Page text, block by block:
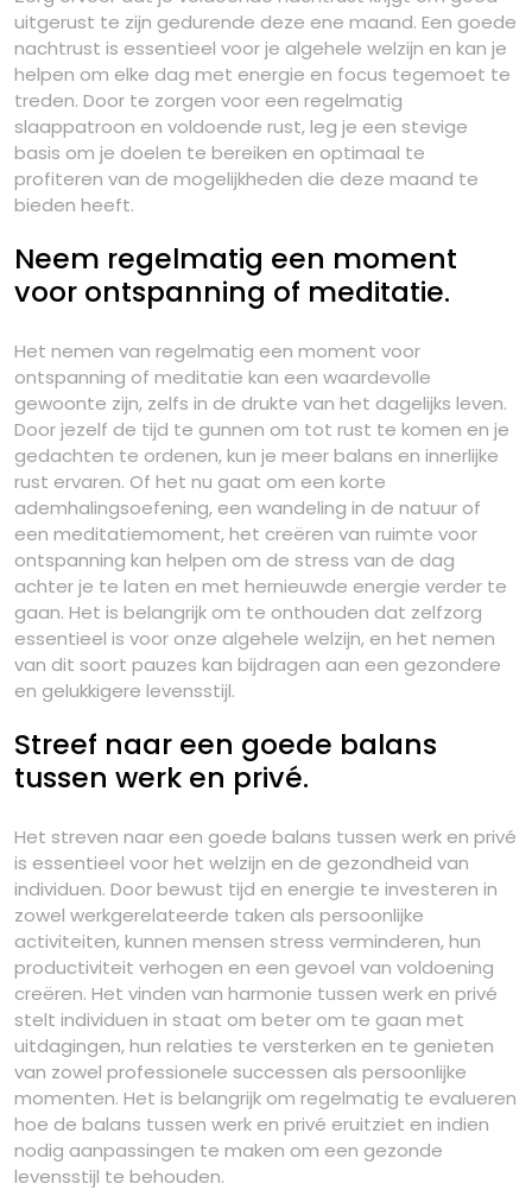
uitgerust te zijn gedurende deze ene maand. Een goede
nachtrust is essentieel voor je algehele welzijn en kan je
helpen om elke dag met energie en focus tegemoet te
treden. Door te zorgen voor een regelmatig
slaappatroon en voldoende rust, leg je een stevige
basis om je doelen te bereiken en optimaal te
profiteren van de mogelijkheden die deze maand te
bieden heeft.
Neem regelmatig een moment
voor ontspanning of meditatie.
Het nemen van regelmatig een moment voor
ontspanning of meditatie kan een waardevolle
gewoonte zijn, zelfs in de drukte van het dagelijks leven.
Door jezelf de tijd te gunnen om tot rust te komen en je
gedachten te ordenen, kun je meer balans en innerlijke
rust ervaren. Of het nu gaat om een korte
ademhalingsoefening, een wandeling in de natuur of
een meditatiemoment, het creëren van ruimte voor
ontspanning kan helpen om de stress van de dag
achter je te laten en met hernieuwde energie verder te
gaan. Het is belangrijk om te onthouden dat zelfzorg
essentieel is voor onze algehele welzijn, en het nemen
van dit soort pauzes kan bijdragen aan een gezondere
en gelukkigere levensstijl.
Streef naar een goede balans
tussen werk en privé.
Het streven naar een goede balans tussen werk en privé
is essentieel voor het welzijn en de gezondheid van
individuen. Door bewust tijd en energie te investeren in
zowel werkgerelateerde taken als persoonlijke
activiteiten, kunnen mensen stress verminderen, hun
productiviteit verhogen en een gevoel van voldoening
creëren. Het vinden van harmonie tussen werk en privé
stelt individuen in staat om beter om te gaan met
uitdagingen, hun relaties te versterken en te genieten
van zowel professionele successen als persoonlijke
momenten. Het is belangrijk om regelmatig te evalueren
hoe de balans tussen werk en privé eruitziet en indien
nodig aanpassingen te maken om een gezonde
levensstijl te behouden.